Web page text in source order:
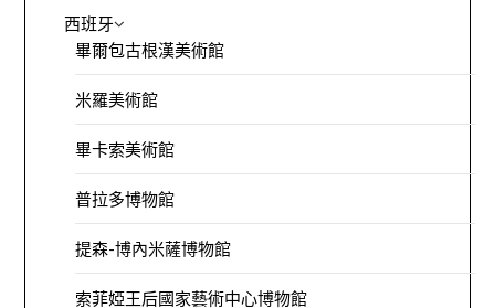
西班牙
畢爾包古根漢美術館
米羅美術館
畢卡索美術館
普拉多博物館
提森-博內米薩博物館
索菲婭王后國家藝術中心博物館